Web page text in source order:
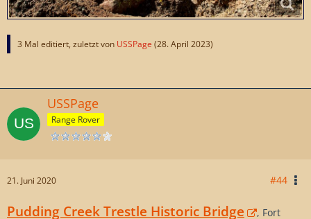
3 Mal editiert, zuletzt von USSPage (28. April 2023)
USSPage
Range Rover
21. Juni 2020 #44
Pudding Creek Trestle Historic Bridge
, Fort